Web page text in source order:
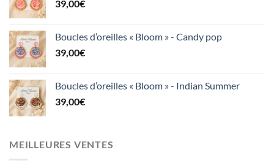
39,00€
Boucles d’oreilles « Bloom » - Candy pop
39,00€
Boucles d’oreilles « Bloom » - Indian Summer
39,00€
MEILLEURES VENTES